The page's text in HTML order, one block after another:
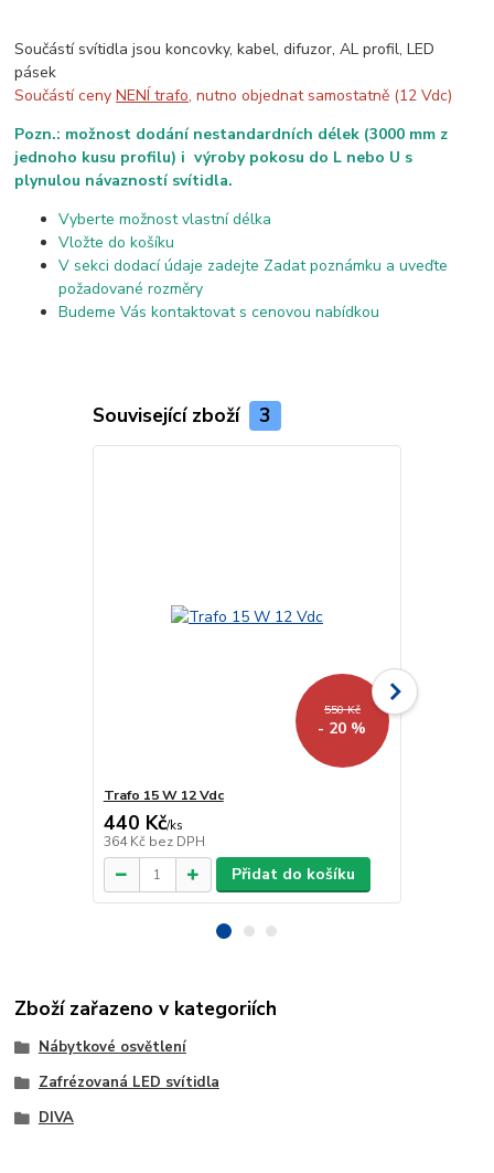
Součástí svítidla jsou koncovky, kabel, difuzor, AL profil, LED
pásek
Součástí cenyNENÍ trafo, nutno objednat samostatně (12 Vdc)
Pozn.: možnost dodání nestandardních délek (3000 mm z
jednoho kusu profilu) i výroby pokosu do L nebo U s
plynulou návazností svítidla.
Vyberte možnost vlastní délka
Vložte do košíku
V sekci dodací údaje zadejte Zadat poznámku a uveďte
požadované rozměry
Budeme Vás kontaktovat s cenovou nabídkou
Související zboží 3
550 Kč
- 20 %
Trafo 15 W 12 Vdc
440 Kč/ks
364 Kč bez DPH
Přidat do košíku
Zboží zařazeno v kategoriích
Nábytkové osvětlení
Zafrézovaná LED svítidla
DIVA